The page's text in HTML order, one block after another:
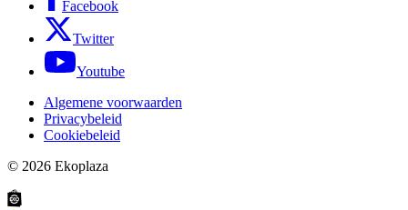
Facebook
Twitter
Youtube
Algemene voorwaarden
Privacybeleid
Cookiebeleid
© 2026 Ekoplaza